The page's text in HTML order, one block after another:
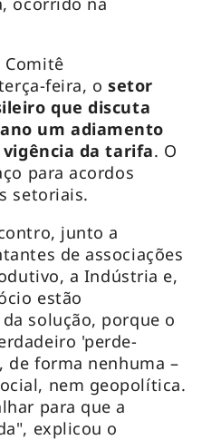
feira, osetor
que discuta
um adiamento
da tarifa. O
para acordos
setoriais.
junto a
de associações
a Indústria e,
estão
solução, porque o
'perde-
de forma nenhuma –
nem geopolítica.
para que a
explicou o